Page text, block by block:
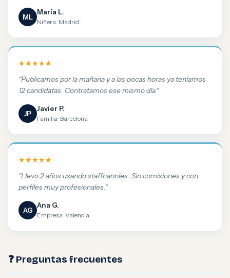
ML
María L.
Niñera · Madrid
★★★★★
"Publicamos por la mañana y a las pocas horas ya teníamos
12 candidatas. Contratamos ese mismo día."
JP
Javier P.
Familia · Barcelona
★★★★★
"Llevo 2 años usando staffnannies. Sin comisiones y con
perfiles muy profesionales."
AG
Ana G.
Empresa · Valencia
❓ Preguntas frecuentes